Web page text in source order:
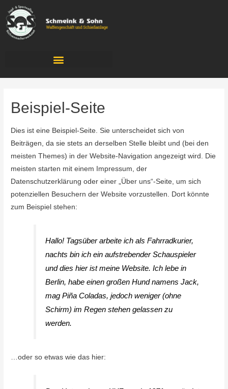
Beispiel-Seite
Dies ist eine Beispiel-Seite. Sie unterscheidet sich von
Beiträgen, da sie stets an derselben Stelle bleibt und (bei den
meisten Themes) in der Website-Navigation angezeigt wird. Die
meisten starten mit einem Impressum, der
Datenschutzerklärung oder einer „Über uns“-Seite, um sich
potenziellen Besuchern der Website vorzustellen. Dort könnte
zum Beispiel stehen:
Hallo! Tagsüber arbeite ich als Fahrradkurier,
nachts bin ich ein aufstrebender Schauspieler
und dies hier ist meine Website. Ich lebe in
Berlin, habe einen großen Hund namens Jack,
mag Piña Coladas, jedoch weniger (ohne
Schirm) im Regen stehen gelassen zu
werden.
…oder so etwas wie das hier: